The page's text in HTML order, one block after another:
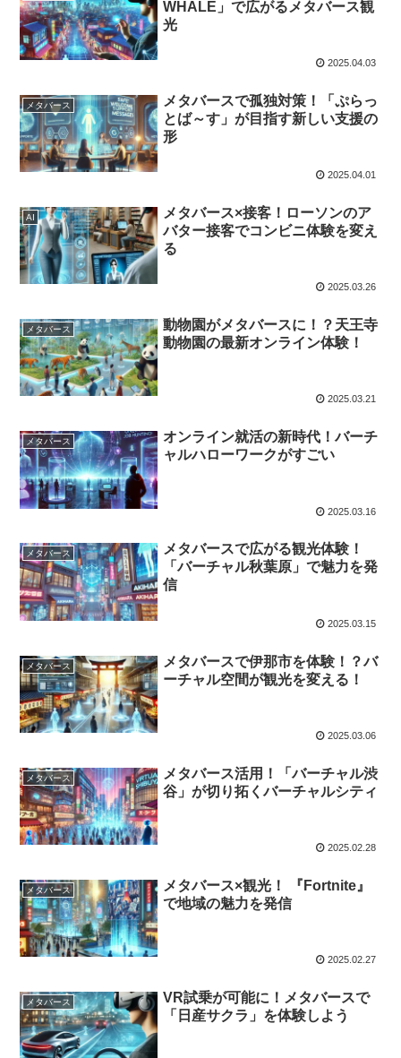
WHALE」で広がるメタバース観
光
2025.04.03
メタバース
メタバースで孤独対策！「ぷらっ
とば～す」が目指す新しい支援の
形
2025.04.01
AI
メタバース×接客！ローソンのア
バター接客でコンビニ体験を変え
る
2025.03.26
メタバース
動物園がメタバースに！？天王寺
動物園の最新オンライン体験！
2025.03.21
メタバース
オンライン就活の新時代！バーチ
ャルハローワークがすごい
2025.03.16
メタバース
メタバースで広がる観光体験！
「バーチャル秋葉原」で魅力を発
信
2025.03.15
メタバース
メタバースで伊那市を体験！？バ
ーチャル空間が観光を変える！
2025.03.06
メタバース
メタバース活用！「バーチャル渋
谷」が切り拓くバーチャルシティ
2025.02.28
メタバース
メタバース×観光！ 『Fortnite』
で地域の魅力を発信
2025.02.27
メタバース
VR試乗が可能に！メタバースで
「日産サクラ」を体験しよう